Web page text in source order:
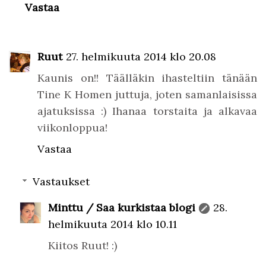
Vastaa
Ruut 27. helmikuuta 2014 klo 20.08
Kaunis on!! Täälläkin ihasteltiin tänään
Tine K Homen juttuja, joten samanlaisissa
ajatuksissa :) Ihanaa torstaita ja alkavaa
viikonloppua!
Vastaa
Vastaukset
Minttu / Saa kurkistaa blogi
28.
helmikuuta 2014 klo 10.11
Kiitos Ruut! :)